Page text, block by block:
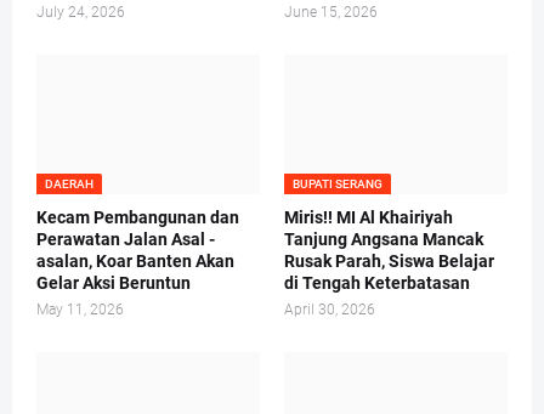
July 24, 2026 June 15, 2026
DAERAH
Kecam Pembangunan dan
Perawatan Jalan Asal -
asalan, Koar Banten Akan
Gelar Aksi Beruntun
May 11, 2026
BUPATI SERANG
Miris!! MI Al Khairiyah
Tanjung Angsana Mancak
Rusak Parah, Siswa Belajar
di Tengah Keterbatasan
April 30, 2026